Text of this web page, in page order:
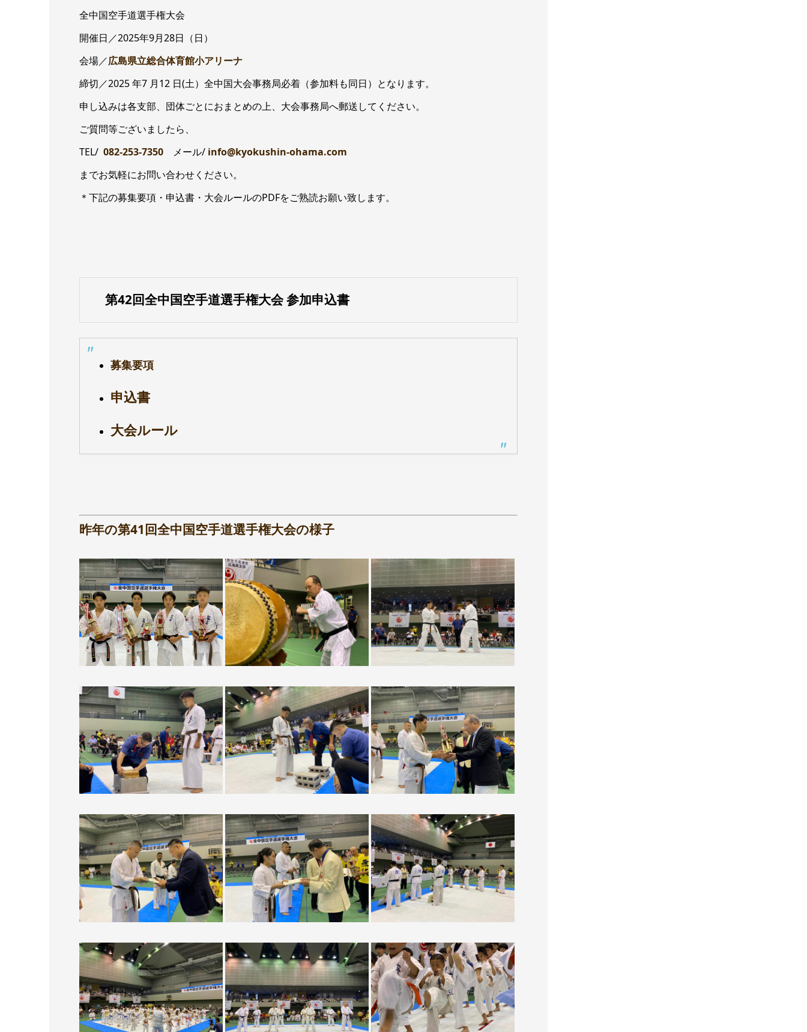
全中国空手道選手権大会
開催日／2025年9月28日（日）
会場／広島県立総合体育館小アリーナ
締切／2025 年7 月12 日(土）全中国大会事務局必着（参加料も同日）となります。
申し込みは各支部、団体ごとにおまとめの上、大会事務局へ郵送してください。
ご質問等ございましたら、
TEL/ 082-253-7350 メール/ info@kyokushin-ohama.com
までお気軽にお問い合わせください。
＊下記の募集要項・申込書・大会ルールのPDFをご熟読お願い致します。
第42回全中国空手道選手権大会 参加申込書
募集要項
申込書
大会ルール
昨年の第41回全中国空手道選手権大会の様子